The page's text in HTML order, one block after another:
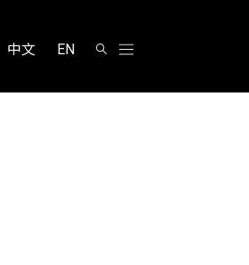
中文 EN